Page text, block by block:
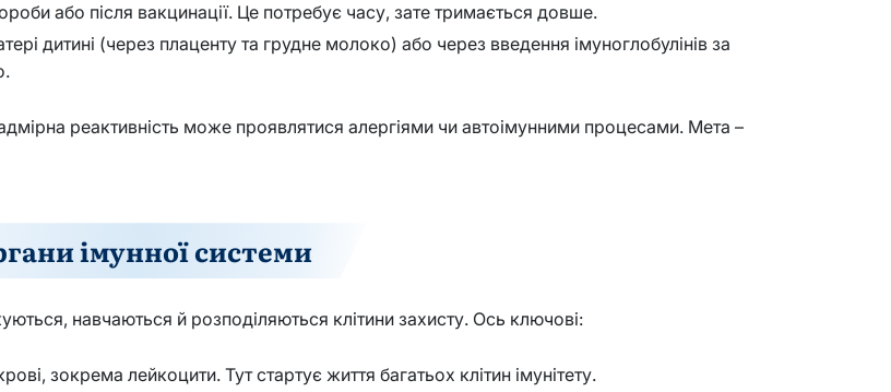
або після вакцинації. Це потребує часу, зате тримається довше.
дитині (через плаценту та грудне молоко) або через введення імуноглобулінів за
реактивність може проявлятися алергіями чи автоімунними процесами. Мета –
імунної системи
навчаються й розподіляються клітини захисту. Ось ключові:
зокрема лейкоцити. Тут стартує життя багатьох клітин імунітету.